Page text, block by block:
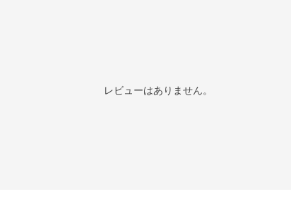
レビューはありません。